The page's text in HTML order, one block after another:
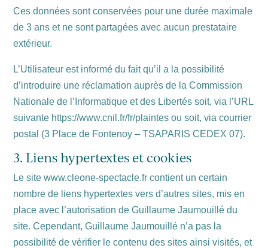
Ces données sont conservées pour une durée maximale
de 3 ans et ne sont partagées avec aucun prestataire
extérieur.
L’Utilisateur est informé du fait qu’il a la possibilité
d’introduire une réclamation auprès de la Commission
Nationale de l’Informatique et des Libertés soit, via l’URL
suivante https://www.cnil.fr/fr/plaintes ou soit, via courrier
postal (3 Place de Fontenoy – TSAPARIS CEDEX 07).
3. Liens hypertextes et cookies
Le site www.cleone-spectacle.fr contient un certain
nombre de liens hypertextes vers d’autres sites, mis en
place avec l’autorisation de Guillaume Jaumouillé du
site. Cependant, Guillaume Jaumouillé n’a pas la
possibilité de vérifier le contenu des sites ainsi visités, et